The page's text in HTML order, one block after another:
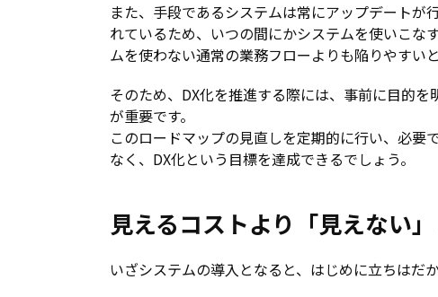
また、手段であるシステムは常にアップデートが
れているため、いつの間にかシステムを使いこな
ムを使わない通常の業務フローよりも陥りやすい
そのため、DX化を推進する際には、事前に目的
が重要です。
このロードマップの見直しを定期的に行い、必要
なく、DX化という目標を達成できるでしょう。
見えるコストより「見えない
いざシステムの導入となると、はじめに立ちはだ